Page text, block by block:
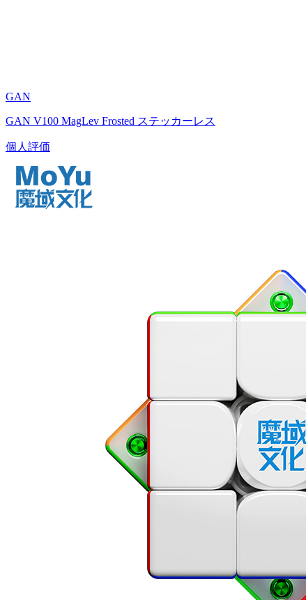
GAN
GAN V100 MagLev Frosted ステッカーレス
個人評価